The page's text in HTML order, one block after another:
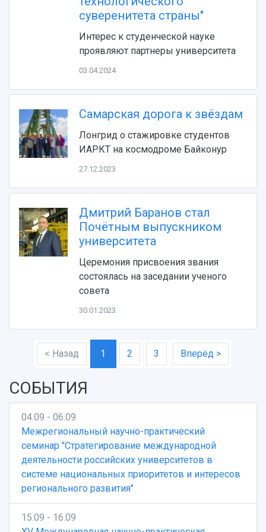
Устойчивое развитие
3D-тур по университету
Центр истории авиационных двигателей
Ботанический сад
Умный дом бабочек
Международный межвузовский кампус
Официальные документы
Противодействие COVID-19
Журналы Самарского университета
Публикации и издания
Отчеты о проведенных конференциях
суверенитета страны"
Интерес к студенческой науке
проявляют партнеры университета
03.04.2024
Самарская дорога к звёздам
Лонгрид о стажировке студентов
ИАРКТ на космодроме Байконур
27.12.2023
Дмитрий Баранов стал
Почётным выпускником
университета
Церемония присвоения звания
состоялась на заседании ученого
совета
30.01.2023
< Назад 1 2 3 Вперёд >
СОБЫТИЯ
04.09 - 06.09
Межрегиональный научно-практический
семинар "Стратегирование международной
деятельности российских университетов в
системе национальных приоритетов и интересов
регионального развития"
15.09 - 16.09